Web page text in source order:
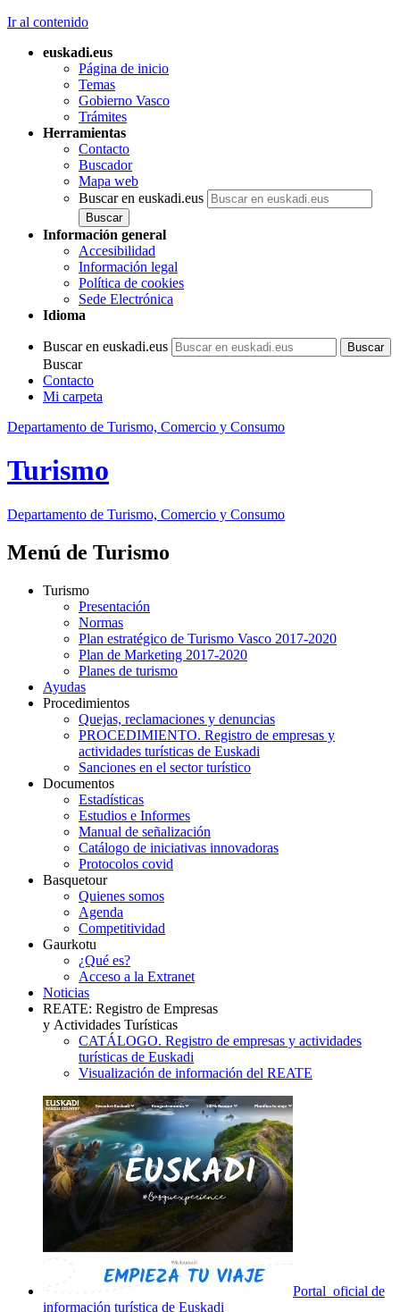
Ir al contenido
euskadi.eus
Página de inicio
Temas
Gobierno Vasco
Trámites
Herramientas
Contacto
Buscador
Mapa web
Buscar en euskadi.eus
Información general
Accesibilidad
Información legal
Política de cookies
Sede Electrónica
Idioma
Buscar en euskadi.eus
Buscar
Contacto
Mi carpeta
Departamento de Turismo, Comercio y Consumo
Turismo
Departamento de Turismo, Comercio y Consumo
Menú de Turismo
Turismo
Presentación
Normas
Plan estratégico de Turismo Vasco 2017-2020
Plan de Marketing 2017-2020
Planes de turismo
Ayudas
Procedimientos
Quejas, reclamaciones y denuncias
PROCEDIMIENTO. Registro de empresas y
actividades turísticas de Euskadi
Sanciones en el sector turístico
Documentos
Estadísticas
Estudios e Informes
Manual de señalización
Catálogo de iniciativas innovadoras
Protocolos covid
Basquetour
Quienes somos
Agenda
Competitividad
Gaurkotu
¿Qué es?
Acceso a la Extranet
Noticias
REATE: Registro de Empresas
y Actividades Turísticas
CATÁLOGO. Registro de empresas y actividades
turísticas de Euskadi
Visualización de información del REATE
Portal oficial de
información turística de Euskadi